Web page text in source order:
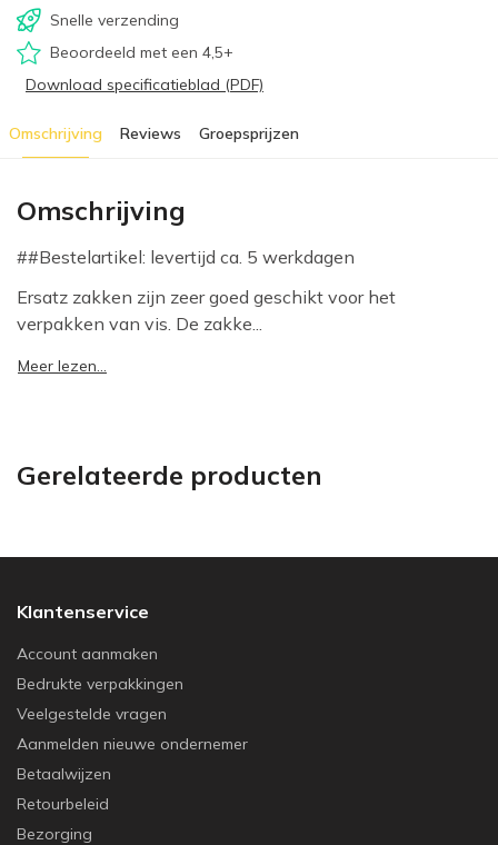
Snelle verzending
Beoordeeld met een 4,5+
Download specificatieblad (PDF)
Omschrijving Reviews Groepsprijzen
Omschrijving
##Bestelartikel: levertijd ca. 5 werkdagen
Ersatz zakken zijn zeer goed geschikt voor het
verpakken van vis. De zakke...
Meer lezen...
Gerelateerde producten
Klantenservice
Account aanmaken
Bedrukte verpakkingen
Veelgestelde vragen
Aanmelden nieuwe ondernemer
Betaalwijzen
Retourbeleid
Bezorging